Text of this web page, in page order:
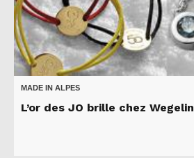
MADE IN ALPES
L’or des JO brille chez Wegelin